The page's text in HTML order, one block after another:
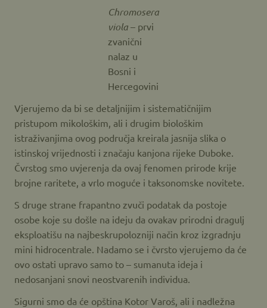
Chromosera
viola – prvi
zvanični
nalaz u
Bosni i
Hercegovini
Vjerujemo da bi se detaljnijim i sistematičnijim
pristupom mikološkim, ali i drugim biološkim
istraživanjima ovog područja kreirala jasnija slika o
istinskoj vrijednosti i značaju kanjona rijeke Duboke.
Čvrstog smo uvjerenja da ovaj fenomen prirode krije
brojne raritete, a vrlo moguće i taksonomske novitete.
S druge strane frapantno zvuči podatak da postoje
osobe koje su došle na ideju da ovakav prirodni dragulj
eksploatišu na najbeskrupolozniji način kroz izgradnju
mini hidrocentrale. Nadamo se i čvrsto vjerujemo da će
ovo ostati upravo samo to – sumanuta ideja i
nedosanjani snovi neostvarenih individua.
Sigurni smo da će opština Kotor Varoš, ali i nadležna